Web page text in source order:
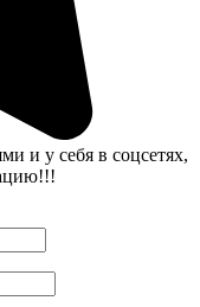
и у себя в соцсетях,